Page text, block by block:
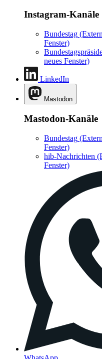
Instagram-Kanäle
Bundestag
Fenster)
neues Fenster)
LinkedIn
Mastodon
Mastodon-Kanäle
Bundestag
Fenster)
hib-Nachrichten
Fenster)